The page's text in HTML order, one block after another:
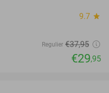
9.7 star
Regulier €37,95
€29,95